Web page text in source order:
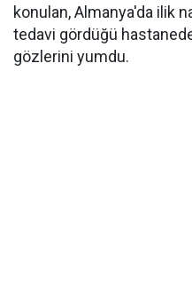
konulan, Almanya'da ilik
tedavi gördüğü
gözlerini yumdu.